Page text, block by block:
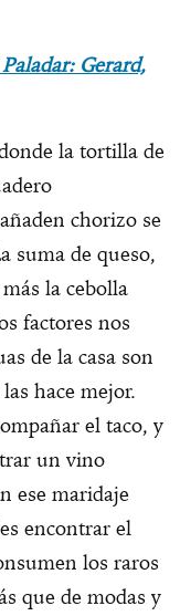
Gerard,
la tortilla de
chorizo se
suma de queso,
la cebolla
factores nos
de la casa son
hace mejor.
el taco, y
un vino
ese maridaje
encontrar el
los raros
que de modas y